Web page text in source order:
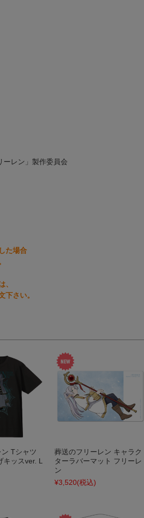
ーレン」製作委員会
た場合
、
下さい。
Tシャツ
キッスver. L
葬送のフリーレン キャラク
ターラバーマット フリーレ
ン
¥3,520(税込)